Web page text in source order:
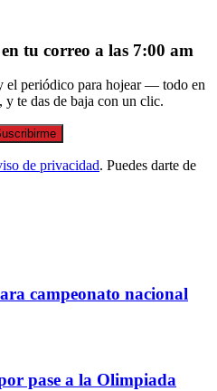
tu correo a las 7:00 am
el periódico para hojear — todo en
te das de baja con un clic.
de privacidad. Puedes darte de
campeonato nacional
pase a la Olimpiada